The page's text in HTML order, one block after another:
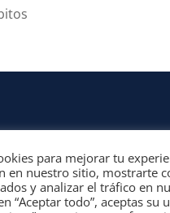
CONTACTO
Media, LLC – Reservados todos
reserved
para mejorar tu
en nuestro sitio, mostrarte
y analizar el tráfico en
“Aceptar todo”, aceptas su